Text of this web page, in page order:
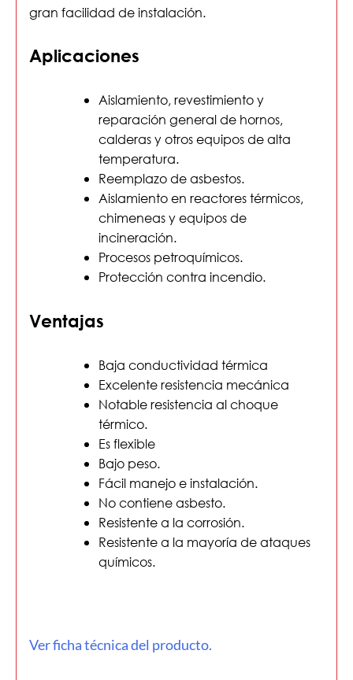
gran facilidad de instalación.
Aplicaciones
Aislamiento, revestimiento y
reparación general de hornos,
calderas y otros equipos de alta
temperatura.
Reemplazo de asbestos.
Aislamiento en reactores térmicos,
chimeneas y equipos de
incineración.
Procesos petroquímicos.
Protección contra incendio.
Ventajas
Baja conductividad térmica
Excelente resistencia mecánica
Notable resistencia al choque
térmico.
Es flexible
Bajo peso.
Fácil manejo e instalación.
No contiene asbesto.
Resistente a la corrosión.
Resistente a la mayoría de ataques
químicos.
Ver ficha técnica del producto.